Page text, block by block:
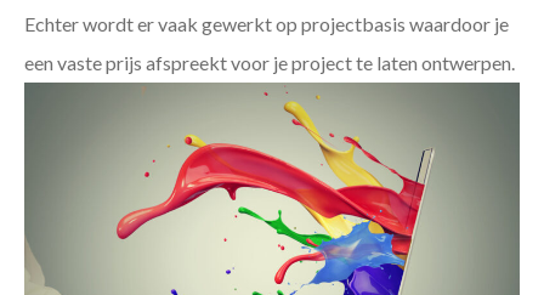
Echter wordt er vaak gewerkt op projectbasis waardoor je
een vaste prijs afspreekt voor je project te laten ontwerpen.